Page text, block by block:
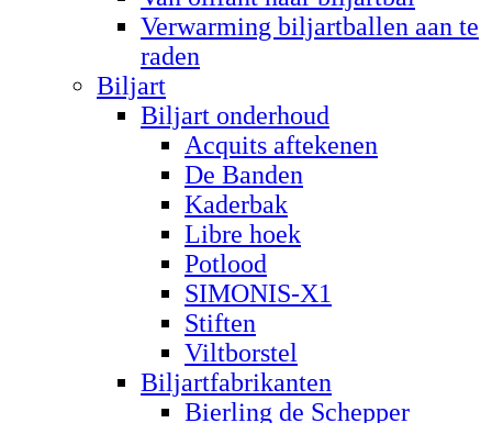
Verwarming biljartballen aan te
raden
Biljart
Biljart onderhoud
Acquits aftekenen
De Banden
Kaderbak
Libre hoek
Potlood
SIMONIS-X1
Stiften
Viltborstel
Biljartfabrikanten
Bierling de Schepper